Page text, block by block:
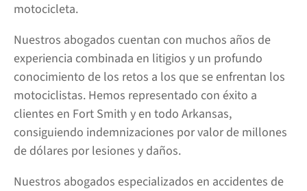
motocicleta.
Nuestros abogados cuentan con muchos años de
experiencia combinada en litigios y un profundo
conocimiento de los retos a los que se enfrentan los
motociclistas. Hemos representado con éxito a
clientes en Fort Smith y en todo Arkansas,
consiguiendo indemnizaciones por valor de millones
de dólares por lesiones y daños.
Nuestros abogados especializados en accidentes de